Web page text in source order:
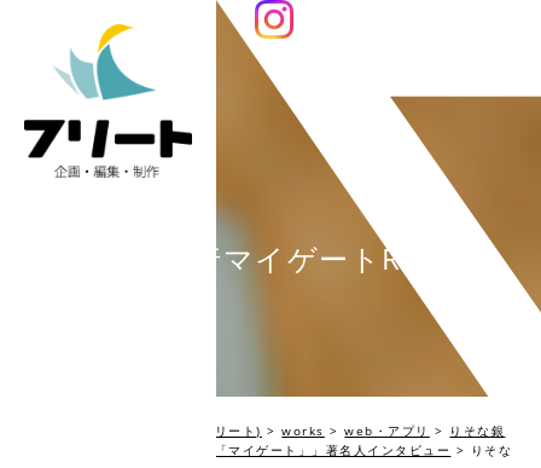
りそな銀行マイゲートResize
編集プロダクション Fleet(フリート) >works >web・アプリ > りそな銀
行 『webコミュニケーション「マイゲート」」著名人インタビュー > りそな